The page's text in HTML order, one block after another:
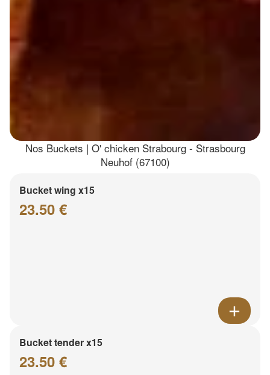
Nos Buckets | O' chicken Strabourg - Strasbourg
Neuhof (67100)
Bucket wing x15
23.50 €
Bucket tender x15
23.50 €